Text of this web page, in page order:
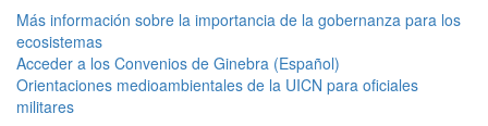
Más información sobre la importancia de la gobernanza para los
ecosistemas
Acceder a los Convenios de Ginebra (Español)
Orientaciones medioambientales de la UICN para oficiales
militares